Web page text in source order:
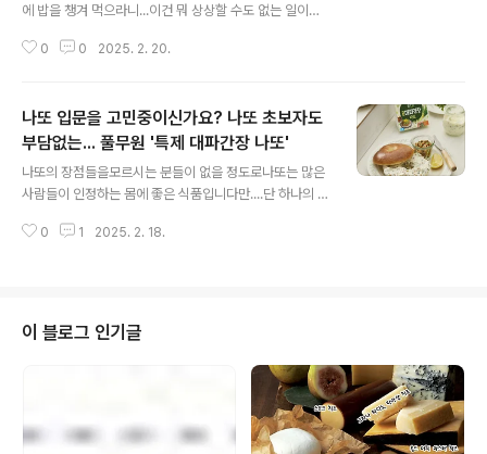
에 밥을 챙겨 먹으라니...이건 뭐 상상할 수도 없는 일이
한간편한 한 컵이 있다면 어떠세요?한 컵으로 챙기는간편
콤달콤한 과육을 담아아침 식사와 간식으로 간편하게 즐길
수 있는떠먹는 요거트 제품인데요.150g의 넉넉한 용량에
저지방으로 설계해부담 없이 가볍게 즐길 수 있는 것이 특
징이죠.여기에액티비아만의 노하우를 담은 체온 활동 유산
의 생장을 돕는 프리바이오틱스그리고 정상적인 면역 기능
0 0 2025. 2. 20.
나또 입문을 고민중이신가요? 나또 초보자도
부담없는... 풀무원 '특제 대파간장 나또'
나또의 장점들을모르시는 분들이 없을 정도로나또는 많은
사람들이 인정하는 몸에 좋은 식품입니다만....단 하나의 문
의 끈적한 실이 장점이지만나또의 끈적한 실이 진입장벽이
또'의 특징은초보자도 맛있게 먹을 수 있도록나또 특유의
향을 줄이고맛은 업그레이드한 것인데요.그 비결은 로스
팅.풀무원만의 로스팅 공법을 적용한식물성 로스팅 추출물
로 대파 풍미를 높이면서‘특제 대파간장소스’로 감칠맛과
풍미를 극대화했기 때문이죠.여기에 대파를 급속 동결한
‘부드러운 송송대파’ 토핑을 더하면은은한 대..
0 1 2025. 2. 18.
이 블로그 인기글